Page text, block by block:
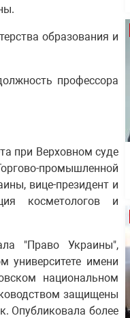
образования и
профессора
при Верховном суде
промышленной
вице-президент и
косметологов и
"Право Украины",
университете имени
национальном
защищены
Опубликовала более